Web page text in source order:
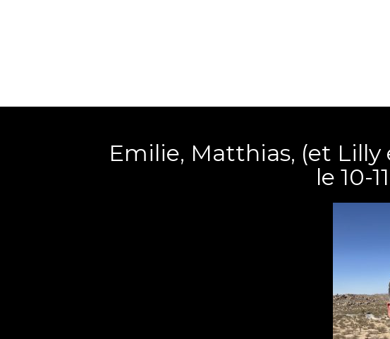
Emilie, Matthias, (et
le 10-